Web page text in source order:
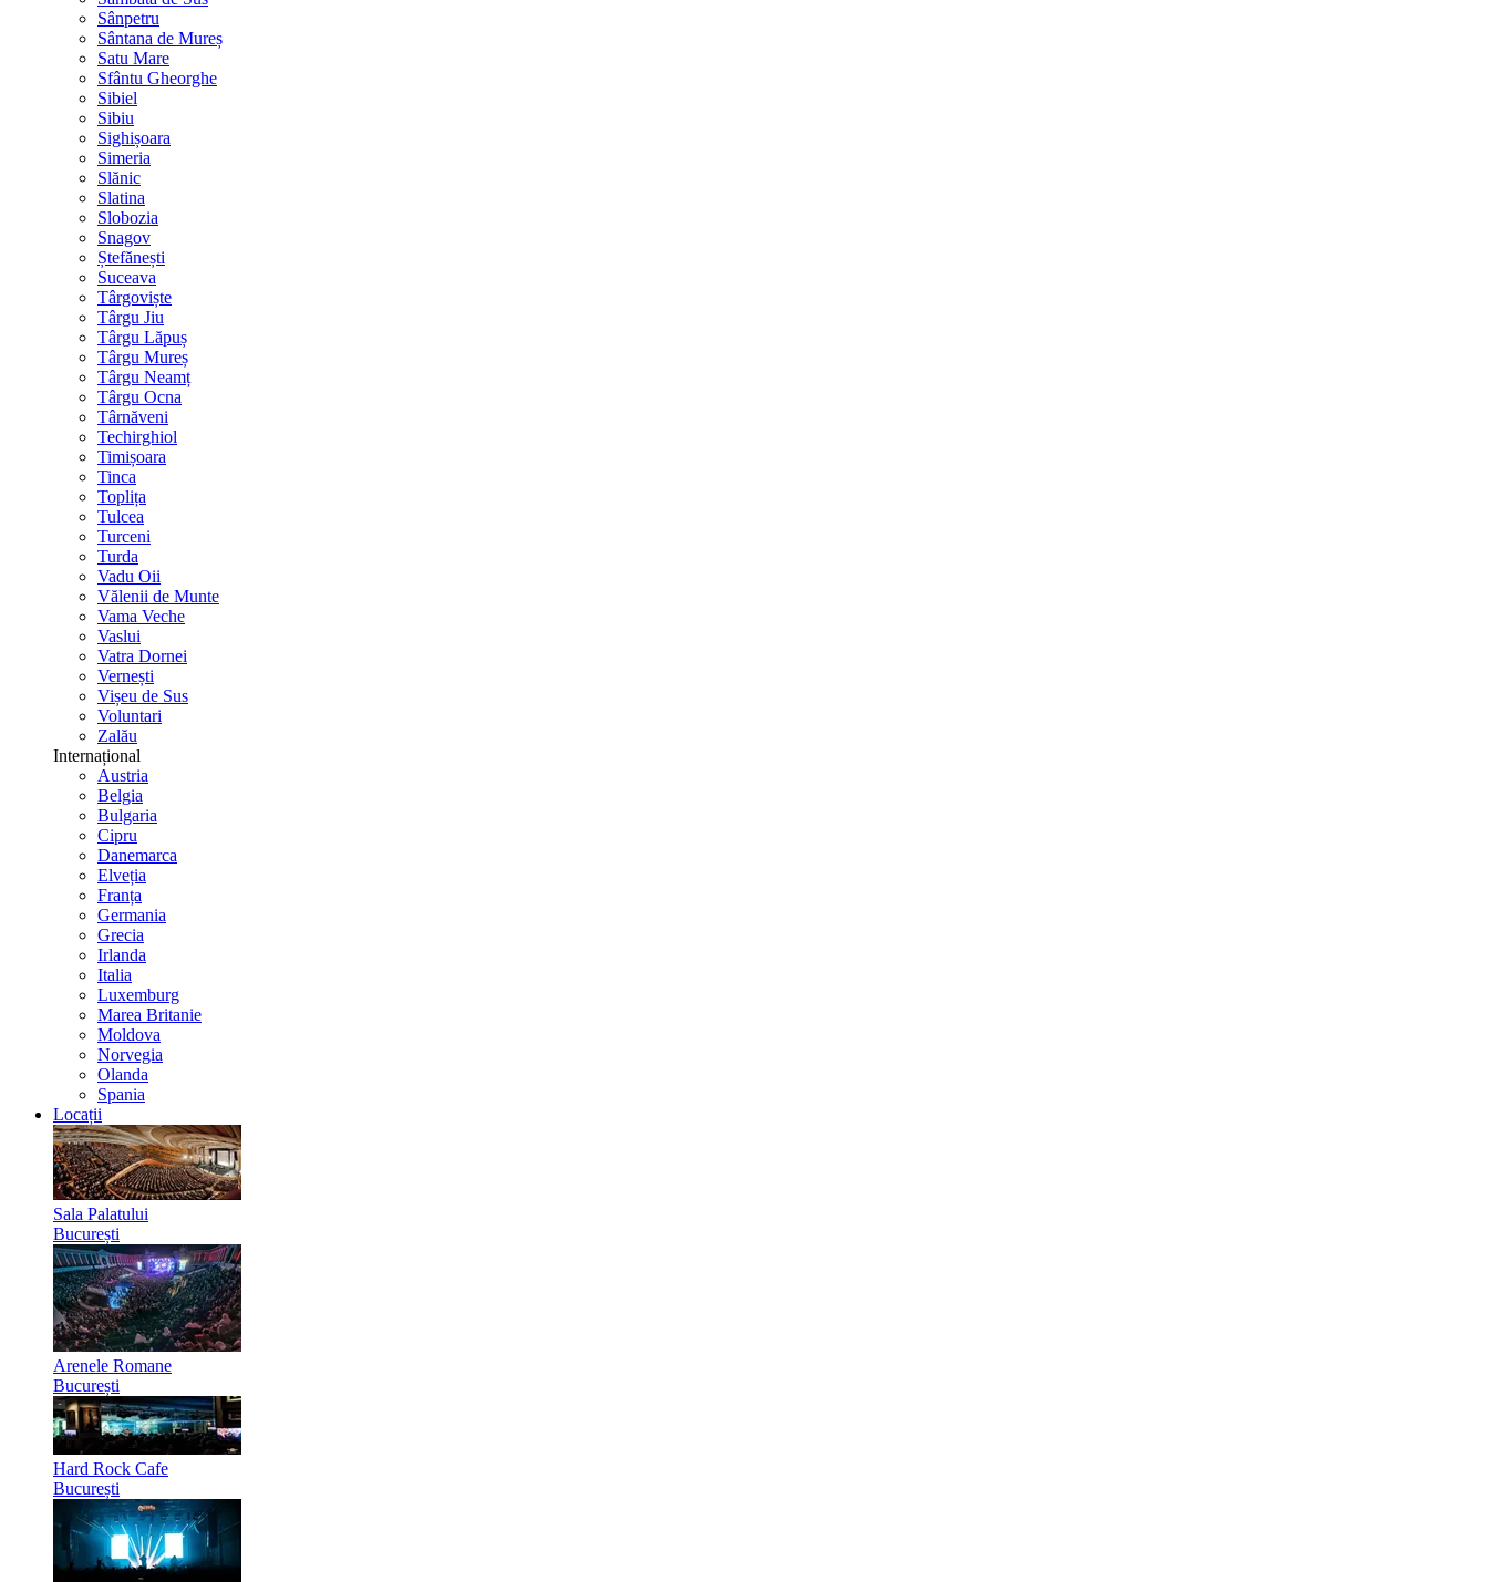
Sânpetru
Sântana de Mureș
Satu Mare
Sfântu Gheorghe
Sibiel
Sibiu
Sighișoara
Simeria
Slănic
Slatina
Slobozia
Snagov
Ștefănești
Suceava
Târgoviște
Târgu Jiu
Târgu Lăpuș
Târgu Mureș
Târgu Neamț
Târgu Ocna
Târnăveni
Techirghiol
Timișoara
Tinca
Toplița
Tulcea
Turceni
Turda
Vadu Oii
Vălenii de Munte
Vama Veche
Vaslui
Vatra Dornei
Vernești
Vișeu de Sus
Voluntari
Zalău
Internațional
Austria
Belgia
Bulgaria
Cipru
Danemarca
Elveția
Franța
Germania
Grecia
Irlanda
Italia
Luxemburg
Marea Britanie
Moldova
Norvegia
Olanda
Spania
Locații
Sala Palatului
București
Arenele Romane
București
Hard Rock Cafe
București